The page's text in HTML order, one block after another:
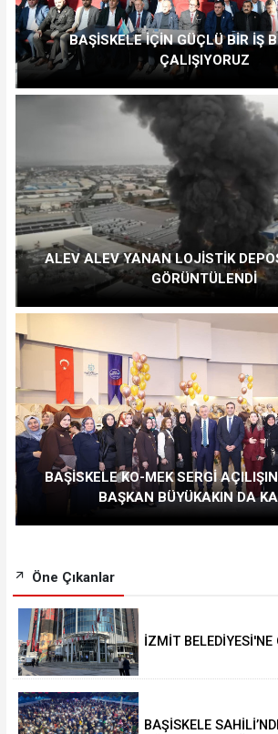
BAŞİSKELE İÇİN GÜÇLÜ BİR İŞ
ÇALIŞIYORUZ
ALEV ALEV YANAN LOJİSTİK
GÖRÜNTÜLENDİ
BAŞİSKELE KO-MEK SERGİ
BAŞKAN BÜYÜKAKIN DA
Öne Çıkanlar
İZMİT BELEDİYESİ'NE
BAŞİSKELE